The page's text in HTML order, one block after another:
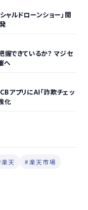
ャルドローンショー」開
握できているか？ マジセ
へ
アプリにAI「詐欺チェッ
化
天 #楽天市場